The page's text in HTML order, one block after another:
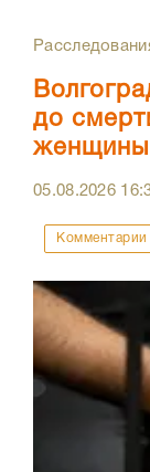
до
женщины
05.08.2026
Комментарии